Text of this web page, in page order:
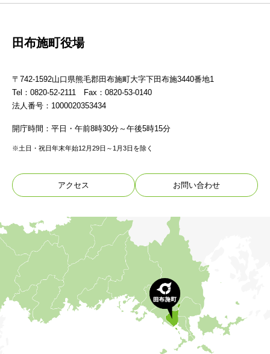
田布施町役場
〒742-1592山口県熊毛郡田布施町大字下田布施3440番地1
Tel：0820-52-2111 Fax：0820-53-0140
法人番号：1000020353434
開庁時間：平日・午前8時30分～午後5時15分
※土日・祝日年末年始12月29日～1月3日を除く
アクセス お問い合わせ